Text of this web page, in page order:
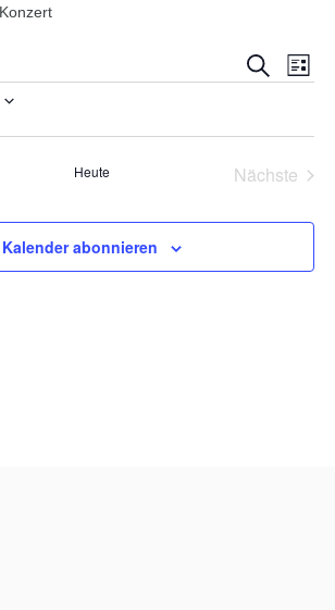
Konzert
und
Suche
Liste
Heute
Nächste
Kalender abonnieren